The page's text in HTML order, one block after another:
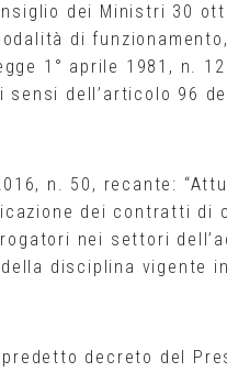
dei Ministri 30
di
1° aprile 1981, n.
dell’articolo 96
n. 50, recante:
dei contratti di
nei settori
disciplina vigente
decreto del